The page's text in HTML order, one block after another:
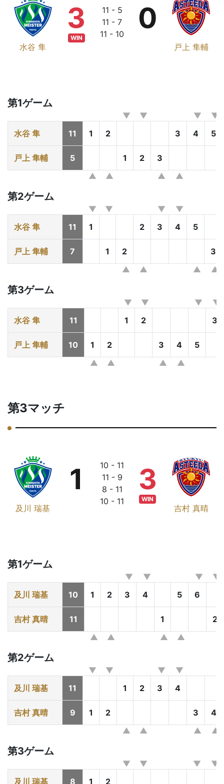
水谷 隼
3
WIN
11 - 5
11 - 7
11 - 10
戸上 隼輔
0
第1ゲーム
水谷 隼 11 1 2 3 4 5
戸上 隼輔 5 1 2 3
第2ゲーム
水谷 隼 11 1 2 3 4 5
戸上 隼輔 7 1 2 3
第3ゲーム
水谷 隼 11 1 2 3
戸上 隼輔 10 1 2 3 4 5
第3マッチ
及川 瑞基
1
10 - 11
11 - 9
8 - 11
10 - 11
吉村 真晴
3
WIN
第1ゲーム
及川 瑞基 10 1 2 3 4 5 6
吉村 真晴 11 1 2
第2ゲーム
及川 瑞基 11 1 2 3 4
吉村 真晴 9 1 2 3 4
第3ゲーム
及川 瑞基 8 1 2